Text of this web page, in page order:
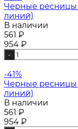
Черные ресницы
линий)
В наличии
561 ₽
954 ₽
-
-41%
Черные ресницы
линий)
В наличии
561 ₽
954 ₽